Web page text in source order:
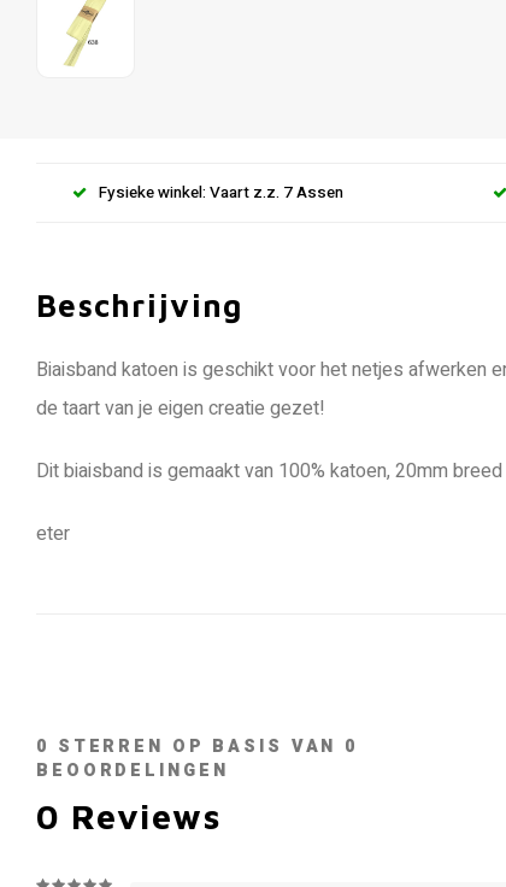
Fysieke winkel: Vaart z.z. 7 Assen
Beschrijving
Biaisband katoen is geschikt voor het netjes afwerken
de taart van je eigen creatie gezet!
Dit biaisband is gemaakt van 100% katoen, 20mm
eter
0 STERREN OP BASIS VAN 0
BEOORDELINGEN
0 Reviews